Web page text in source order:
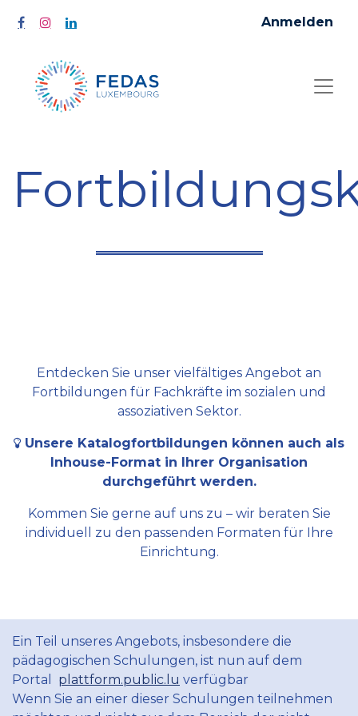
Anmelden
Entdecken Sie unser vielfältiges Angebot an
Fortbildungen für Fachkräfte im sozialen und
assoziativen Sektor.
Unsere Katalogfortbildungen können auch als
Inhouse-Format in Ihrer Organisation
durchgeführt werden.
Kommen Sie gerne auf uns zu – wir beraten Sie
individuell zu den passenden Formaten für Ihre
Einrichtung.
Ein Teil unseres Angebots, insbesondere die
pädagogischen Schulungen, ist nun auf dem
Portal plattform.public.lu verfügbar
Wenn Sie an einer dieser Schulungen teilnehmen